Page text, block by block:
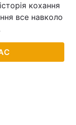
кохання
все навколо